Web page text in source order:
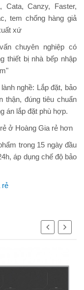
Cata, Canzy, Faster,
tem chống hàng giả
xứ
chuyên nghiệp có
thiết bị nhà bếp nhập
nghề: Lắp đặt, bảo
thận, đúng tiêu chuẩn
án lắp đặt phù hợp.
ở Hoàng Gia rẻ hơn
trong 15 ngày đầu
áp dụng chế độ bảo
rẻ